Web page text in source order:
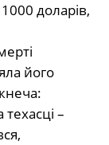
доларів,
його
–